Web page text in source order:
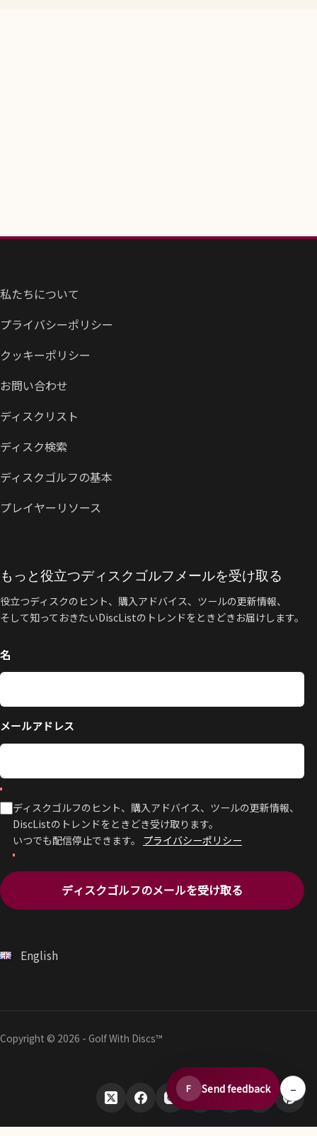
私たちについて
プライバシーポリシー
クッキーポリシー
お問い合わせ
ディスクリスト
ディスク検索
ディスクゴルフの基本
プレイヤーリソース
もっと役立つディスクゴルフメールを受け取る
役立つディスクのヒント、購入アドバイス、ツールの更新情報、
そして知っておきたいDiscListのトレンドをときどきお届けします。
名
メールアドレス
ディスクゴルフのヒント、購入アドバイス、ツールの更新情報、
DiscListのトレンドをときどき受け取ります。
いつでも配信停止できます。 プライバシーポリシー
ディスクゴルフのメールを受け取る
English
Copyright © 2026 - Golf With Discs™
F Send feedback –